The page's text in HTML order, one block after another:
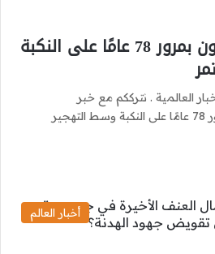
الفلسطينيون يحتفلون بمرور 78 عامًا على النكبة
الأخبار العالمية . نترككم مع خبر
“الفلسطينيون يحتفلون بمرور 78 عامًا على النكبة وسط التهجير
أخبار العالم